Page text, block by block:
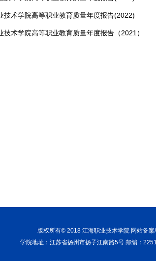
技术学院高等职业教育质量年度报告(2022)
技术学院高等职业教育质量年度报告（2021）
版权所有© 2018 江海职业技术学院 网站备
学院地址：江苏省扬州市扬子江南路5号 邮编：